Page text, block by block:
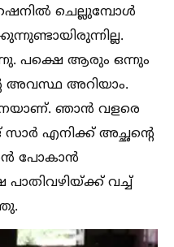
ചെല്ലുമ്പോള്‍
പക്ഷെ ആരും ഒന്നും
അവസ്ഥ അറിയാം.
ഞാന്‍ വളരെ
സാര്‍ എനിക്ക് അച്ഛന്റെ
പോകാന്‍
വച്ച്‌